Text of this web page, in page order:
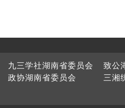
九三学社湖南省委员会 致公
政协湖南省委员会 三湘